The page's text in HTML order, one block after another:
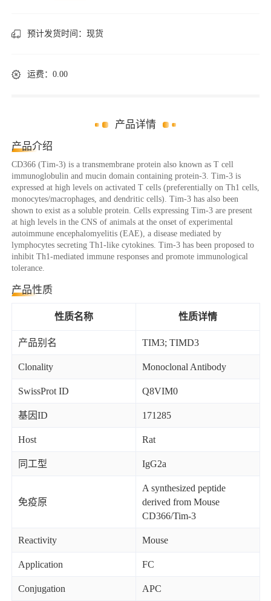
预计发货时间： 现货
运费：0.00
产品详情
产品介绍
CD366 (Tim-3) is a transmembrane protein also known as T cell
immunoglobulin and mucin domain containing protein-3. Tim-3 is
expressed at high levels on activated T cells (preferentially on Th1 cells,
monocytes/macrophages, and dendritic cells). Tim-3 has also been
shown to exist as a soluble protein. Cells expressing Tim-3 are present
at high levels in the CNS of animals at the onset of experimental
autoimmune encephalomyelitis (EAE), a disease mediated by
lymphocytes secreting Th1-like cytokines. Tim-3 has been proposed to
inhibit Th1-mediated immune responses and promote immunological
tolerance.
产品性质
性质名称 性质详情
产品别名 TIM3; TIMD3
Clonality Monoclonal Antibody
SwissProt ID Q8VIM0
基因ID 171285
Host Rat
同工型 IgG2a
免疫原
A synthesized peptide
derived from Mouse
CD366/Tim-3
Reactivity Mouse
Application FC
Conjugation APC